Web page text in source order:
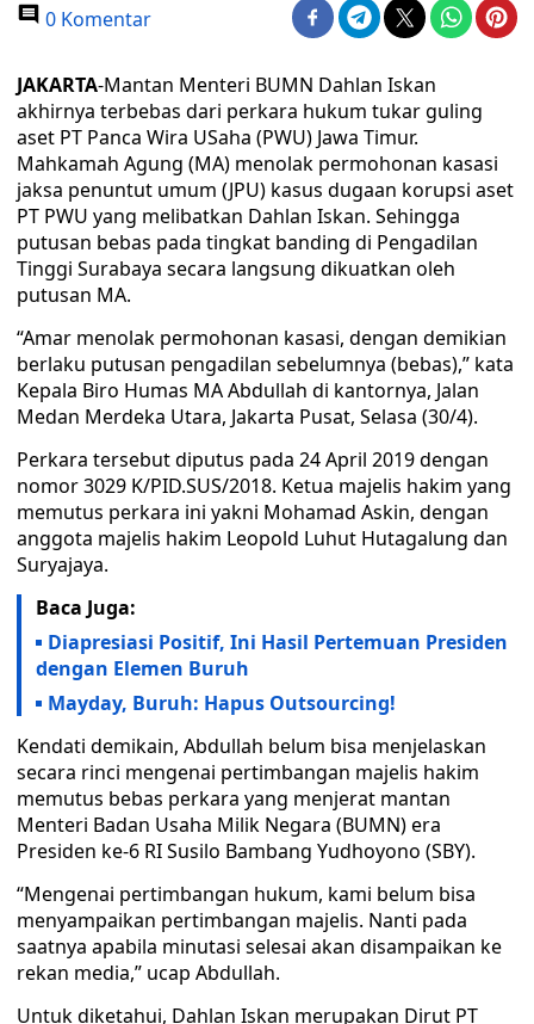
0 Komentar
JAKARTA-Mantan Menteri BUMN Dahlan Iskan
akhirnya terbebas dari perkara hukum tukar guling
aset PT Panca Wira USaha (PWU) Jawa Timur.
Mahkamah Agung (MA) menolak permohonan kasasi
jaksa penuntut umum (JPU) kasus dugaan korupsi aset
PT PWU yang melibatkan Dahlan Iskan. Sehingga
putusan bebas pada tingkat banding di Pengadilan
Tinggi Surabaya secara langsung dikuatkan oleh
putusan MA.
“Amar menolak permohonan kasasi, dengan demikian
berlaku putusan pengadilan sebelumnya (bebas),” kata
Kepala Biro Humas MA Abdullah di kantornya, Jalan
Medan Merdeka Utara, Jakarta Pusat, Selasa (30/4).
Perkara tersebut diputus pada 24 April 2019 dengan
nomor 3029 K/PID.SUS/2018. Ketua majelis hakim yang
memutus perkara ini yakni Mohamad Askin, dengan
anggota majelis hakim Leopold Luhut Hutagalung dan
Suryajaya.
Baca Juga:
Diapresiasi Positif, Ini Hasil Pertemuan Presiden
dengan Elemen Buruh
Mayday, Buruh: Hapus Outsourcing!
Kendati demikain, Abdullah belum bisa menjelaskan
secara rinci mengenai pertimbangan majelis hakim
memutus bebas perkara yang menjerat mantan
Menteri Badan Usaha Milik Negara (BUMN) era
Presiden ke-6 RI Susilo Bambang Yudhoyono (SBY).
“Mengenai pertimbangan hukum, kami belum bisa
menyampaikan pertimbangan majelis. Nanti pada
saatnya apabila minutasi selesai akan disampaikan ke
rekan media,” ucap Abdullah.
Untuk diketahui, Dahlan Iskan merupakan Dirut PT